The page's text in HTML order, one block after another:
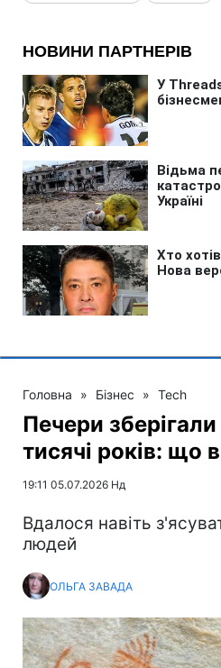
Головна » Бізнес » Tech
Печери
тисячі років: що
19:11 05.07.2026 Нд
Вдалося навіть
людей
ОЛЬГА ЗАВАДА